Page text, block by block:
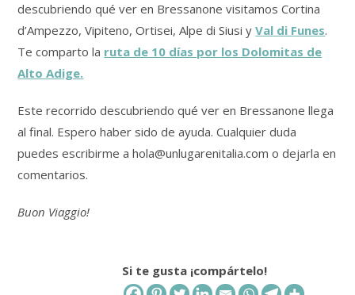
descubriendo qué ver en Bressanone visitamos Cortina
d’Ampezzo, Vipiteno, Ortisei, Alpe di Siusi yVal di Funes.
Te comparto la ruta de 10 días por los Dolomitas de
Alto Adige.
Este recorrido descubriendo qué ver en Bressanone llega
al final. Espero haber sido de ayuda. Cualquier duda
puedes escribirme a hola@unlugarenitalia.com o dejarla en
comentarios.
Buon Viaggio!
Si te gusta ¡compártelo!